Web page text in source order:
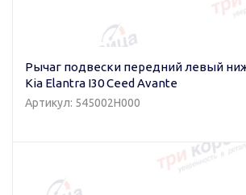
Рычаг подвески передний левый
Kia Elantra I30 Ceed Avante
Артикул: 545002H000